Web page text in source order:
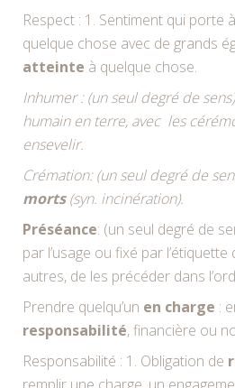
Respect : 1. Sentiment qui porte
quelque chose avec de grands
atteinte à quelque chose.
Inhumer : (un seul degré de
humain en terre, avec les
ensevelir.
Crémation: (un seul degré de
morts(syn. incinération).
Préséance: (un seul degré de
par l’usage ou fixé par l’étiquette
autres, de les précéder dans
Prendre quelqu’un en charge :
responsabilité, financière ou
Responsabilité : 1. Obligation de